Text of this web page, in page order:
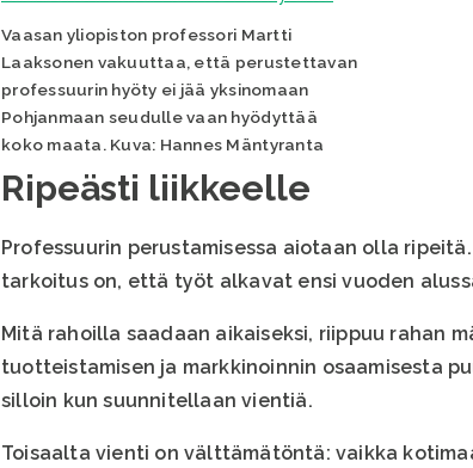
Vaasan yliopiston professori Martti
Laaksonen vakuuttaa, että perustettavan
professuurin hyöty ei jää yksinomaan
Pohjanmaan seudulle vaan hyödyttää
koko maata. Kuva: Hannes Mäntyranta
Ripeästi liikkeelle
Professuurin perustamisessa aiotaan olla
tarkoitus on, että työt alkavat ensi vuoden
Mitä rahoilla saadaan aikaiseksi, riippuu rahan
tuotteistamisen ja markkinoinnin osaamisesta
silloin kun suunnitellaan vientiä.
Toisaalta vienti on välttämätöntä: vaikka